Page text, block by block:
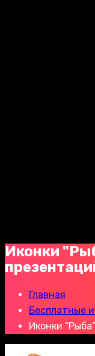
Иконки
Главная
Бесплатные
Иконки “Рыба”